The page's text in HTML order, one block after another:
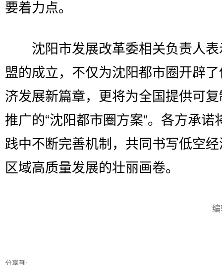
要着力点。
沈阳市发展改革委相关负责人表
盟的成立，不仅为沈阳都市圈开辟
济发展新篇章，更将为全国提供可
推广的“沈阳都市圈方案”。各方承诺
践中不断完善机制，共同书写低空
区域高质量发展的壮丽画卷。
分享到: